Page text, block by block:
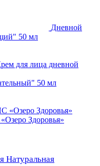
Дневной
50 мл
50 мл
Здоровья»
Натуральная